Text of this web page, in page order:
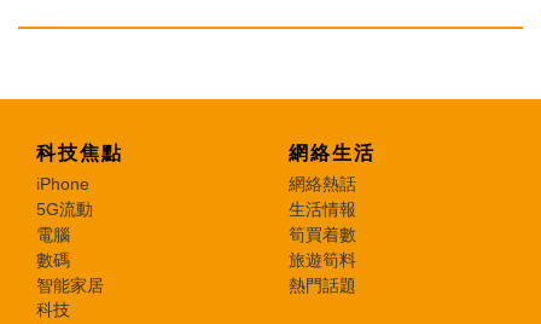
科技焦點
iPhone
5G流動
電腦
數碼
智能家居
科技
網絡生活
網絡熱話
生活情報
筍買着數
旅遊筍料
熱門話題